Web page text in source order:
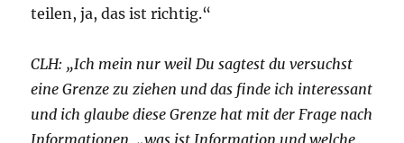
teilen, ja, das ist richtig.“
CLH: „Ich mein nur weil Du sagtest du versuchst
eine Grenze zu ziehen und das finde ich interessant
und ich glaube diese Grenze hat mit der Frage nach